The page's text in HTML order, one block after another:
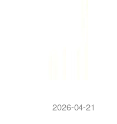
2026-04-21